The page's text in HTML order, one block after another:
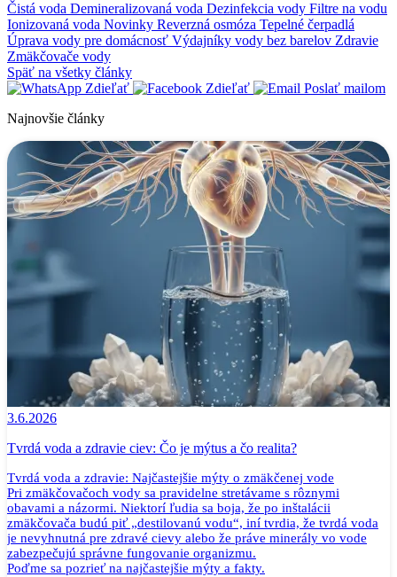
Čistá voda Demineralizovaná voda Dezinfekcia vody Filtre na vodu
Ionizovaná voda Novinky Reverzná osmóza Tepelné čerpadlá
Úprava vody pre domácnosť Výdajníky vody bez barelov Zdravie
Zmäkčovače vody
Späť na všetky články
Zdieľať
Zdieľať
Poslať mailom
Najnovšie články
3.6.2026
Tvrdá voda a zdravie ciev: Čo je mýtus a čo realita?
Tvrdá voda a zdravie: Najčastejšie mýty o zmäkčenej vode
Pri zmäkčovačoch vody sa pravidelne stretávame s rôznymi
obavami a názormi. Niektorí ľudia sa boja, že po inštalácii
zmäkčovača budú piť „destilovanú vodu“, iní tvrdia, že tvrdá voda
je nevyhnutná pre zdravé cievy alebo že práve minerály vo vode
zabezpečujú správne fungovanie organizmu.
Poďme sa pozrieť na najčastejšie mýty a fakty.